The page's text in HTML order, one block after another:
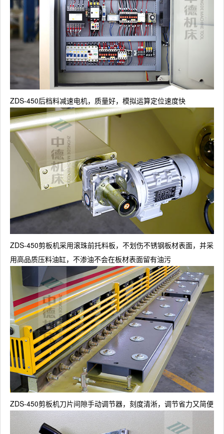
ZDS-450后档料减速电机，质量好，模拟运算定位速度快
ZDS-450剪板机采用滚珠前托料板，不划伤不锈钢板材表面，并采
用高品质压料油缸，不渗油不会在板材表面留有油污
ZDS-450剪板机刀片间隙手动调节器，刻度清淅，调节省力又简便